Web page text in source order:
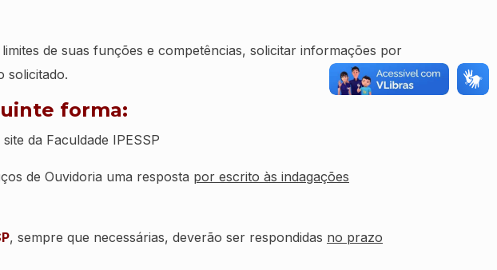
de suas funções e competências, solicitar informações por
solicitado.
forma:
da Faculdade IPESSP
de Ouvidoria uma resposta por escrito às indagações
, sempre que necessárias, deverão ser respondidas no prazo